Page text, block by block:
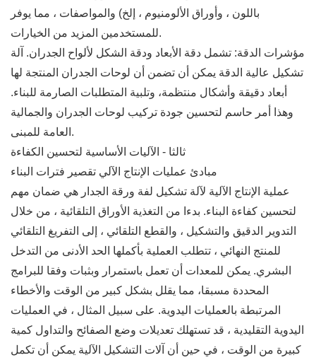
باللون ، وأوراق الألومنيوم ، إلخ) والمواصفات ، مما يوفر
للمستخدمين المزيد من الخيارات.
مؤشرات الدقة: تشمل دقة الأبعاد ودقة الشكل لألواح الجدران. آلة
تشكيل عالية الدقة يمكن أن تضمن أن لوحات الجدران المنتجة لها
أبعاد دقيقة وأشكال منتظمة، وتلبية المتطلبات الصارمة للبناء.
وهذا أمر حاسم لتحسين جودة تركيب لوحات الجدران والجمالية
العامة للمبنى.
ثالثا - الآليات الأساسية لتحسين الكفاءة
مبادئ عمليات الإنتاج الآلي تقصير فترات البناء
عملية الإنتاج الآلية لآلة تشكيل لفة ورقة الجدار هي ضمان مهم
لتحسين كفاءة البناء. بدءا من التغذية الأوراق التلقائية ، من خلال
التدوير الدقيق والتشكيل ، والقطع التلقائي ، إلى التفريغ التلقائي
للمنتج النهائي ، تتطلب العملية بأكملها الحد الأدنى من التدخل
البشري. يمكن للمعدات أن تعمل باستمرار وبثبات وفقا للبرامج
المحددة مسبقا، مما يقلل بشكل كبير من الوقت والأخطاء
المرتبطة بالعمليات اليدوية. على سبيل المثال ، في العمليات
اليدوية التقليدية ، قد تستهلك تعديلات وضع الصفائح والتداول كمية
كبيرة من الوقت ، في حين أن آلات التشكيل الآلية يمكن أن تكمل